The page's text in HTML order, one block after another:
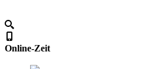
Online-Zeit